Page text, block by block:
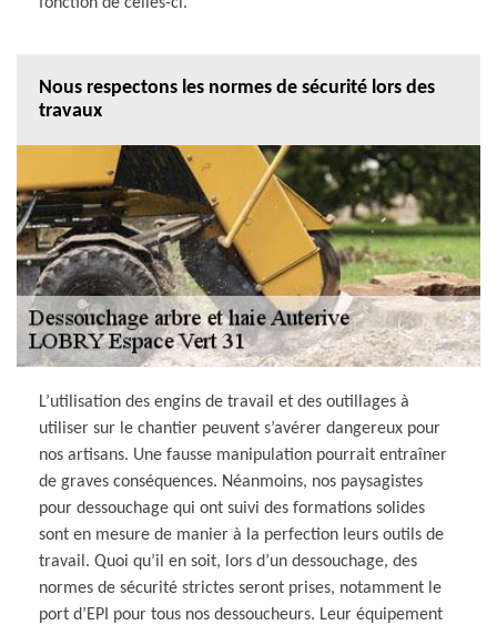
Nous respectons les normes de sécurité lors des
travaux
L’utilisation des engins de travail et des outillages à
utiliser sur le chantier peuvent s’avérer dangereux pour
nos artisans. Une fausse manipulation pourrait entraîner
de graves conséquences. Néanmoins, nos paysagistes
pour dessouchage qui ont suivi des formations solides
sont en mesure de manier à la perfection leurs outils de
travail. Quoi qu’il en soit, lors d’un dessouchage, des
normes de sécurité strictes seront prises, notamment le
port d’EPI pour tous nos dessoucheurs. Leur équipement